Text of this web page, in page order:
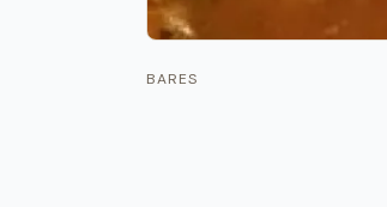
BARES